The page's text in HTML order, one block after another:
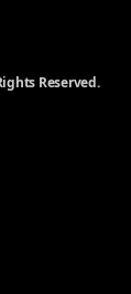
Reserved.